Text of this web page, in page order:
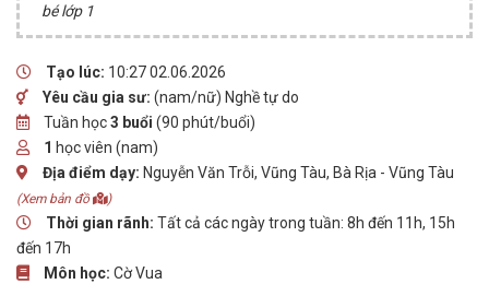
bé lớp 1
Tạo lúc: 10:27 02.06.2026
Yêu cầu gia sư: (nam/nữ) Nghề tự do
Tuần học3 buổi (90 phút/buổi)
1 học viên (nam)
Địa điểm dạy: Nguyễn Văn Trỗi, Vũng Tàu, Bà Rịa - Vũng Tàu
(Xem bản đồ )
Thời gian rãnh: Tất cả các ngày trong tuần: 8h đến 11h, 15h
đến 17h
Môn học: Cờ Vua